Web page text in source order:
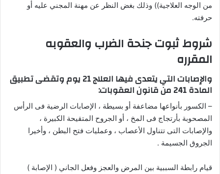
من الوجه العلاجية)) وذلك بغض النظر عن مهنة المجني عليه أو
حرفته.
شروط ثبوت جنحة الضرب والعقوبه
المقرره
والإصابات التي يتعدى فيها العلاج 21 يوم وتقضى تطبيق
المادة 241 من قانون العقوبات:
– الكسور بأنواعها مضاعفة أو بسيطة ، الإصابات الرضية فى الرأس
المصحوبة بأرتجاج فى المخ ، أو الجروح المتقيحة الكبيرة ،
والإصابات التى تتناول الأعصاب ، وعمليات فتح البطن ، وأخيرا
الجروق الجسيمة .
قيام رابطة السببية بين المرض والعجز وفعل الجاني ( الإصابة )